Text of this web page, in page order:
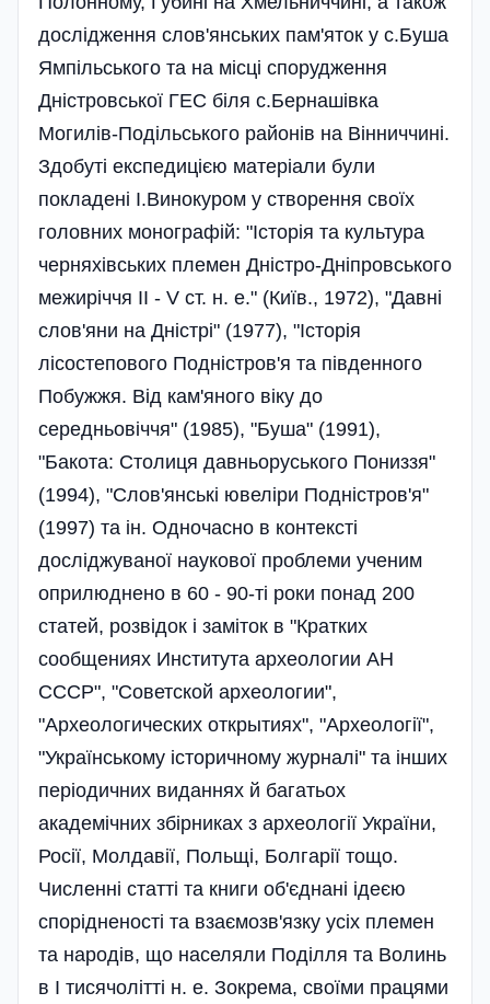
дослідження слов'янських пам'яток у с.Буша
Ямпільського та на місці спорудження
Дністровської ГЕС біля с.Бернашівка
Могилів-Подільського районів на Вінниччині.
Здобуті експедицією матеріали були
покладені І.Винокуром у створення своїх
головних монографій: "Історія та культура
черняхівських племен Дністро-Дніпровського
межиріччя ІІ - V ст. н. е." (Київ., 1972), "Давні
слов'яни на Дністрі" (1977), "Історія
лісостепового Подністров'я та південного
Побужжя. Від кам'яного віку до
середньовіччя" (1985), "Буша" (1991),
"Бакота: Столиця давньоруського Пониззя"
(1994), "Слов'янські ювеліри Подністров'я"
(1997) та ін. Одночасно в контексті
досліджуваної наукової проблеми ученим
оприлюднено в 60 - 90-ті роки понад 200
статей, розвідок і заміток в "Кратких
сообщениях Института археологии АН
СССР", "Советской археологии",
"Археологических открытиях", "Археології",
"Українському історичному журналі" та інших
періодичних виданнях й багатьох
академічних збірниках з археології України,
Росії, Молдавії, Польщі, Болгарії тощо.
Численні статті та книги об'єднані ідеєю
спорідненості та взаємозв'язку усіх племен
та народів, що населяли Поділля та Волинь
в І тисячолітті н. е. Зокрема, своїми працями